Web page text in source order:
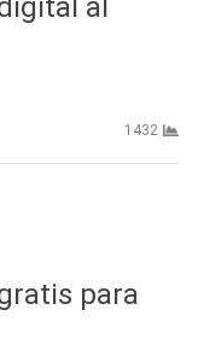
al
1432
para